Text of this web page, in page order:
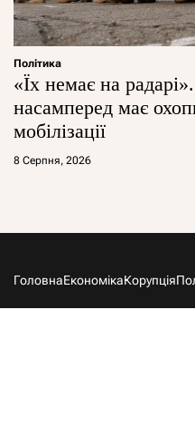
Політика
«Їх немає на
насамперед має
мобілізації
8 Серпня, 2026
ГоловнаЕкономікаКорупція